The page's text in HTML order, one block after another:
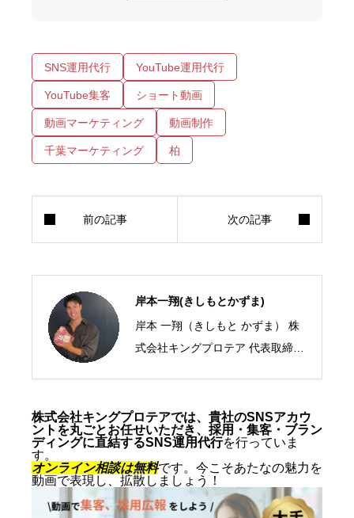
SNS運用代行 YouTube運用代行
YouTube集客 ショート動画
動画マーケティング 動画制作
千葉マーケティング 柏
岸本一翔(きしもとかずま)
岸本 一翔（きしもと かずま） 株
式会社キングプロテア 代表取締役
市生まれ。10代からSNSマーケテ
ィングの最前線に立ち、ショート
動画を軸にした集客・ブランディ
ングを専門とする。SNS運用代行
およびショート動画制作では累計
株式会社キングプロテアでは、貴社のSNSアカウ
ントを丸ごとお任せいただき、採用・集客・ブラン
ディングに直結するSNS運用代行を行っていま
す。
オンライン相談は無料です。今こそあたなの魅力を
動画で表現し、拡散しましょう！